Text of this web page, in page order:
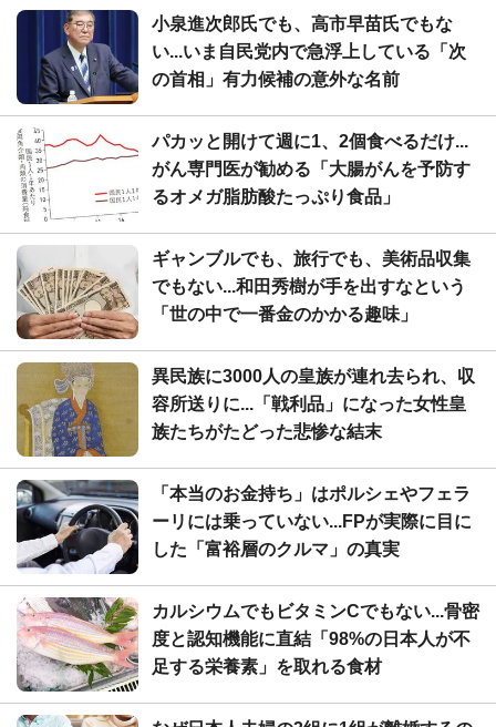
小泉進次郎氏でも、高市早苗氏でもな
い...いま自民党内で急浮上している「次
の首相」有力候補の意外な名前
パカッと開けて週に1、2個食べるだけ...
がん専門医が勧める「大腸がんを予防す
るオメガ脂肪酸たっぷり食品」
ギャンブルでも、旅行でも、美術品収集
でもない...和田秀樹が手を出すなという
「世の中で一番金のかかる趣味」
異民族に3000人の皇族が連れ去られ、収
容所送りに...「戦利品」になった女性皇
族たちがたどった悲惨な結末
「本当のお金持ち」はポルシェやフェラ
ーリには乗っていない...FPが実際に目に
した「富裕層のクルマ」の真実
カルシウムでもビタミンCでもない...骨密
度と認知機能に直結「98%の日本人が不
足する栄養素」を取れる食材